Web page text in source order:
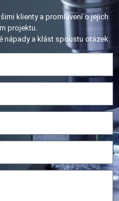
klienty a promluvení o jejich
projektu.
nápady a klást spoustu otázek.